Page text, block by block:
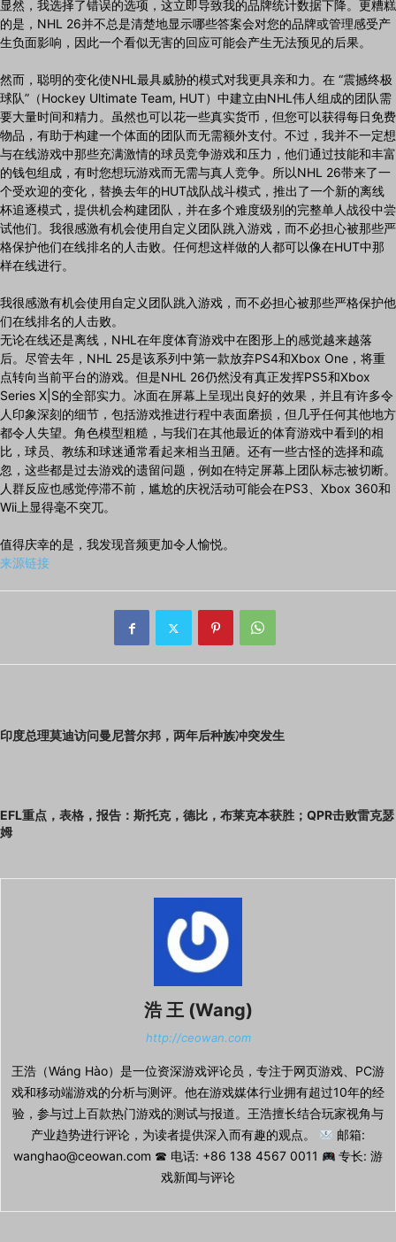
显然，我选择了错误的选项，这立即导致我的品牌统计数据下降。更糟糕
的是，NHL 26并不总是清楚地显示哪些答案会对您的品牌或管理感受产
生负面影响，因此一个看似无害的回应可能会产生无法预见的后果。
然而，聪明的变化使NHL最具威胁的模式对我更具亲和力。在 “震撼终极
球队”（Hockey Ultimate Team, HUT）中建立由NHL伟人组成的团队需
要大量时间和精力。虽然也可以花一些真实货币，但您可以获得每日免费
物品，有助于构建一个体面的团队而无需额外支付。不过，我并不一定想
与在线游戏中那些充满激情的球员竞争游戏和压力，他们通过技能和丰富
的钱包组成，有时您想玩游戏而无需与真人竞争。所以NHL 26带来了一
个受欢迎的变化，替换去年的HUT战队战斗模式，推出了一个新的离线
杯追逐模式，提供机会构建团队，并在多个难度级别的完整单人战役中尝
试他们。我很感激有机会使用自定义团队跳入游戏，而不必担心被那些严
格保护他们在线排名的人击败。任何想这样做的人都可以像在HUT中那
样在线进行。
我很感激有机会使用自定义团队跳入游戏，而不必担心被那些严格保护他
们在线排名的人击败。
无论在线还是离线，NHL在年度体育游戏中在图形上的感觉越来越落
后。尽管去年，NHL 25是该系列中第一款放弃PS4和Xbox One，将重
点转向当前平台的游戏。但是NHL 26仍然没有真正发挥PS5和Xbox
Series X|S的全部实力。冰面在屏幕上呈现出良好的效果，并且有许多令
人印象深刻的细节，包括游戏推进行程中表面磨损，但几乎任何其他地方
都令人失望。角色模型粗糙，与我们在其他最近的体育游戏中看到的相
比，球员、教练和球迷通常看起来相当丑陋。还有一些古怪的选择和疏
忽，这些都是过去游戏的遗留问题，例如在特定屏幕上团队标志被切断。
人群反应也感觉停滞不前，尴尬的庆祝活动可能会在PS3、Xbox 360和
Wii上显得毫不突兀。
值得庆幸的是，我发现音频更加令人愉悦。
来源链接
印度总理莫迪访问曼尼普尔邦，两年后种族冲突发生
EFL重点，表格，报告：斯托克，德比，布莱克本获胜；QPR击败雷克瑟
姆
浩 王 (Wang)
http://ceowan.com
王浩（Wáng Hào）是一位资深游戏评论员，专注于网页游戏、PC游
戏和移动端游戏的分析与测评。他在游戏媒体行业拥有超过10年的经
验，参与过上百款热门游戏的测试与报道。王浩擅长结合玩家视角与
产业趋势进行评论，为读者提供深入而有趣的观点。
邮箱:
wanghao@ceowan.com ☎ 电话: +86 138 4567 0011
专长: 游
戏新闻与评论